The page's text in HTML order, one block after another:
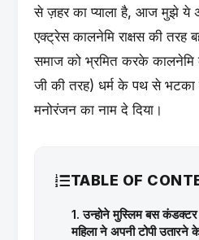
से ज़हर का प्याला है, आज मुझे ये
एक्ट्रेस कालनेमि राक्षस की तरह
समाज को भ्रमित करके कालनेमि
जी की तरह) धर्म के पथ से भटका
मनोरंजन का नाम दे दिया।
TABLE OF
1. उन्होने मुस्लिम बस कंडक्टर
महिला ने अपनी टोपी उतारने